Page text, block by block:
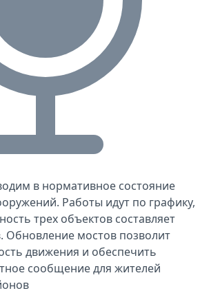
в нормативное состояние
Работы идут по графику,
трех объектов составляет
Обновление мостов позволит
движения и обеспечить
сообщение для жителей